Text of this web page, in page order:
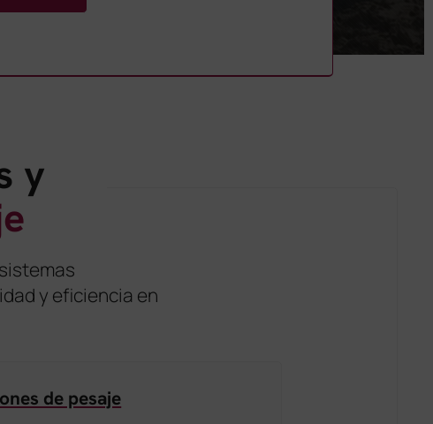
y
y eficiencia en
de pesaje